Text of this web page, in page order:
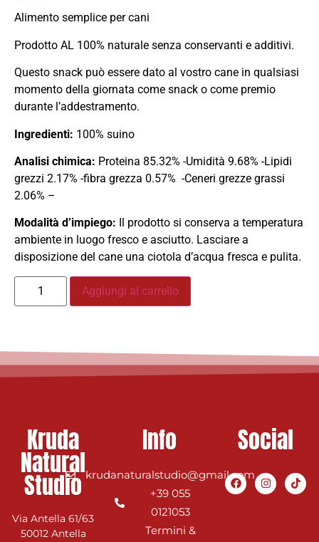
Alimento semplice per cani
Prodotto AL 100% naturale senza conservanti e additivi.
Questo snack può essere dato al vostro cane in qualsiasi
momento della giornata come snack o come premio
durante l’addestramento.
Ingredienti: 100% suino
Analisi chimica: Proteina 85.32% -Umidità 9.68% -Lipidi
grezzi 2.17% -fibra grezza 0.57% -Ceneri grezze grassi
2.06% –
Modalità d’impiego: Il prodotto si conserva a temperatura
ambiente in luogo fresco e asciutto. Lasciare a
disposizione del cane una ciotola d’acqua fresca e pulita.
Aggiungi al carrello
Kruda
Natural
Studio
Via Antella 61/63
50012 Antella
Info
krudanaturalstudio@gmail.com
+39 055
0121053
Termini &
Social